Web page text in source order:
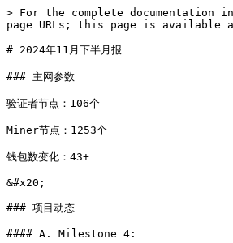
> For the complete
page URLs; this page is available
# 2024年11月下半月报
### 主网参数
验证者节点：106个
Miner节点：1253个
钱包数变化：43+
&#x20;
### 项目动态
#### A. Milestone 4: